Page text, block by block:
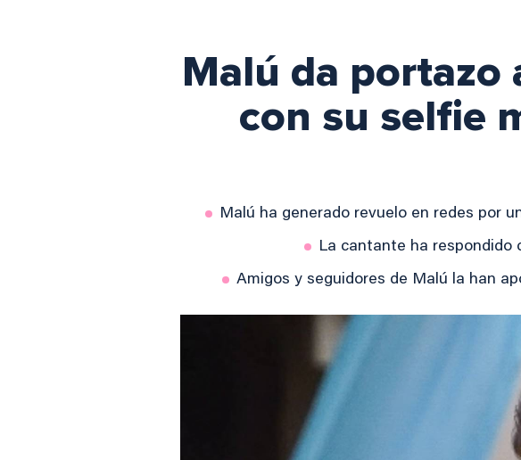
Malú da portazo
con su selfie
Malú ha generado revuelo en redes por
La cantante ha respondido
Amigos y seguidores de Malú la han